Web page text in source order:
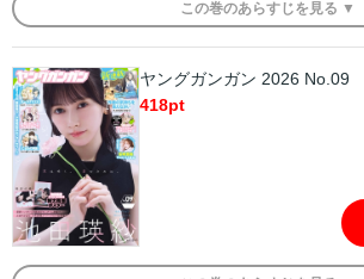
この巻のあらすじを 見る ▼
ヤングガンガン 2026 No.09
418pt